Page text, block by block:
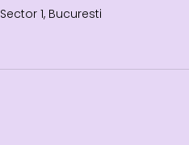
Sector 1, Bucuresti